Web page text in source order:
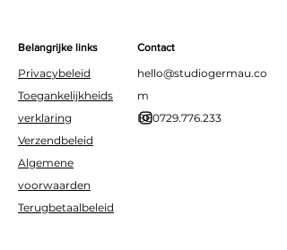
Belangrijke links
Privacybeleid
Toegankelijkheids
verklaring
Verzendbeleid
Algemene
voorwaarden
Terugbetaalbeleid
Contact
hello@studiogermau.co
m
BE0729.776.233